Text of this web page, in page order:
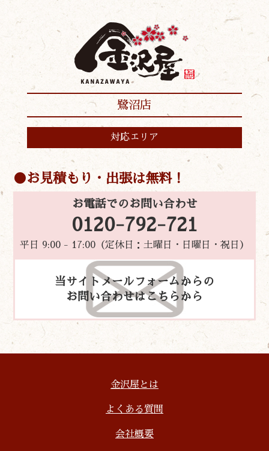
鷺沼店
対応エリア
お見積もり・出張は無料！
お電話でのお問い合わせ
0120-792-721
平日 9:00 - 17:00（定休日：土曜日・日曜日・祝日）
当サイトメールフォームからの
お問い合わせはこちらから
金沢屋とは
よくある質問
会社概要